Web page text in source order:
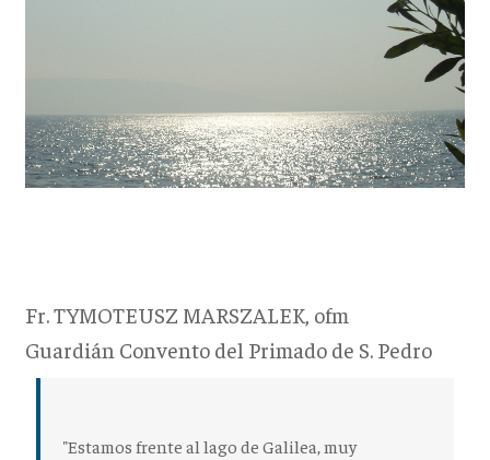
Fr. TYMOTEUSZ MARSZALEK, ofm
Guardián Convento del Primado de S. Pedro
"Estamos frente al lago de Galilea, muy